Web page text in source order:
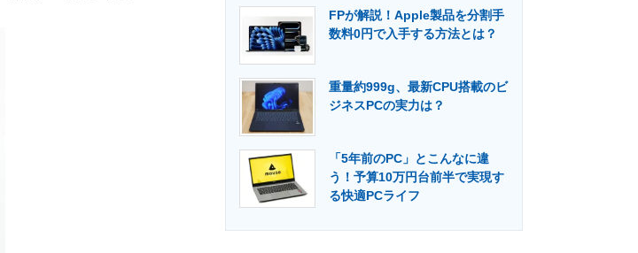
FPが解説！Apple製品を分割手
数料0円で入手する方法とは？
重量約999g、最新CPU搭載のビ
ジネスPCの実力は？
「5年前のPC」とこんなに違
う！予算10万円台前半で実現す
る快適PCライフ